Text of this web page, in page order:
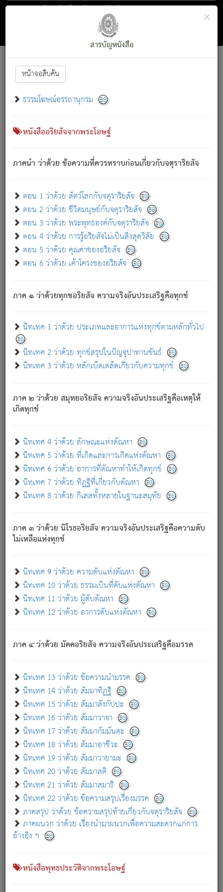
ตอน 1 ว่าด้วย สัตว์โลกกับจตุราริยสัจ
สารบัญ×
สารบัญหนังสือ
หน้าจอสืบค้น
ธรรมโฆษณ์อรรถานุกรม
หนังสืออริยสัจจากพระโอษฐ์
ภาคนำ ว่าด้วย ข้อความที่ควรทราบก่อนเกี่ยวกับจตุราริยสัจ
ตอน 1 ว่าด้วย สัตว์โลกกับจตุราริยสัจ
ตอน 2 ว่าด้วย ชีวิตมนุษย์กับจตุราริยสัจ
ตอน 3 ว่าด้วย พระพุทธองค์กับจตุราริยสัจ
ตอน 4 ว่าด้วย การรู้อริยสัจไม่เป็นสิ่งสุดวิสัย
ตอน 5 ว่าด้วย คุณค่าของอริยสัจ
ตอน 6 ว่าด้วย เค้าโครงของอริยสัจ
ภาค ๑ ว่าด้วยทุกขอริยสัจ ความจริงอันประเสริฐคือทุกข์
นิทเทศ 1 ว่าด้วย ประเภทและอาการแห่งทุกข์ตามหลักทั่วไป
นิทเทศ 2 ว่าด้วย ทุกข์สรุปในปัญจุปาทานขันธ์
นิทเทศ 3 ว่าด้วย หลักเบ็ดเตล็ดเกี่ยวกับความทุกข์
ภาค ๒ ว่าด้วย สมุทยอริยสัจ ความจริงอันประเสริฐคือเหตุให้
เกิดทุกข์
นิทเทศ 4 ว่าด้วย ลักษณะแห่งตัณหา
นิทเทศ 5 ว่าด้วย ที่เกิดและการเกิดแห่งตัณหา
นิทเทศ 6 ว่าด้วย อาการที่ตัณหาทำให้เกิดทุกข์
นิทเทศ 7 ว่าด้วย ทิฏฐิที่เกี่ยวกับตัณหา
นิทเทศ 8 ว่าด้วย กิเลสทั้งหลายในฐานะสมุทัย
ภาค ๓ ว่าด้วย นิโรธอริยสัจ ความจริงอันประเสริฐคือความดับ
ไม่เหลือแห่งทุกข์
นิทเทศ 9 ว่าด้วย ความดับแห่งตัณหา
นิทเทศ 10 ว่าด้วย ธรรมเป็นที่ดับแห่งตัณหา
นิทเทศ 11 ว่าด้วย ผู้ดับตัณหา
นิทเทศ 12 ว่าด้วย อาการดับแห่งตัณหา
ภาค ๔ ว่าด้วย มัคคอริยสัจ ความจริงอันประเสริฐคือมรรค
นิทเทศ 13 ว่าด้วย ข้อความนำมรรค
นิทเทศ 14 ว่าด้วย สัมมาทิฏฐิ
นิทเทศ 15 ว่าด้วย สัมมาสังกัปปะ
นิทเทศ 16 ว่าด้วย สัมมาวาจา
นิทเทศ 17 ว่าด้วย สัมมากัมมันตะ
นิทเทศ 18 ว่าด้วย สัมมาอาชีวะ
นิทเทศ 19 ว่าด้วย สัมมาวายามะ
นิทเทศ 20 ว่าด้วย สัมมาสติ
นิทเทศ 21 ว่าด้วย สัมมาสมาธิ
นิทเทศ 22 ว่าด้วย ข้อความสรุปเรื่องมรรค
ภาคสรุป ว่าด้วย ข้อความสรุปท้ายเกี่ยวกับจตุราริยสัจ
ภาคผนวก ว่าด้วย เรื่องนำมาผนวกเพื่อความสะดวกแก่การ
อ้างอิง ฯ
หนังสือพุทธประวัติจากพระโอษฐ์
Font :15 ]||
สัตว์โลกนี้ เกิดความเดือดร้อนแล้ว มีผัสสะบังหน้า
เขาสำคัญสิ่งใด โดยความเป็นประการใด แต่สิ่งนั้นย่อมเป็น
(ตามที่เป็นจริง) โดยประการอื่นจากที่เขาสำคัญนั้น
สัตว์โลกติดข้องอยู่ในภพ ถูกภพบังหน้าแล้ว มีภพโดยความ
เป็นอย่างอื่น (จากที่มันเป็นอยู่จริง) จึงได้เพลิดเพลินยิ่งนักในภพ
เขาเพลิดเพลินยิ่งนักในสิ่งใด สิ่งนั้นเป็นภัย (ที่เขาไม่รู้จัก)
เขากลัวต่อสิ่งใดสิ่งนั้นเป็นทุกข์
พรหมจรรย์นี้ อันบุคคลย่อมประพฤติ ก็เพื่อการละขาดซึ่ง
ภพ.
สมณะหรือพราหมณ์เหล่าใด กล่าวความหลุดพ้นจากภพว่า
มีได้เพราะภพ เรากล่าวว่า สมณะหรือพราหมณ์ทั้งปวงนั้น
มิใช่ผู้หลดพ้นจากภพ.
ภพ ว่ามีได้เพราะวิภพ[2]: เรากล่าวว่า สมณะหรือพราหมณ์ทั้ง
ปวงนั้น ก็ยังสลัดภพออกไปไม่ได้.
ก็ทุกข์นี้มีขึ้น เพราะอาศัยซึ่งอุปธิทั้งปวง.
เพราะความสิ้นไปแห่งอุปาทานทั้งปวง ความเกิดขึ้นแห่ง
ทุกข์จึงไม่มี.
ท่านจงดูโลกนี้เถิด (จะเห็นว่า) สัตว์ทั้งหลายอันอวิชาหนา
แน่นบังหนาแล้ว; และว่า สัตว์ผู้ยินดีในภพอันเป็นแล้วนั้น ย่อม
อันเป็นไปในที่หรือเวลาทั้งปวง[3]เพื่อความมีแห่งประโยชน์โดย
ประการทั้งปวง; ภพทั้งหลายทั้งหมดนั้น ไม่เที่ยง เป็นทุกข์ มี
ความแปรปรวนเป็นธรรมดา.
อย่างนี้อยู่; เขาย่อมละภวตัณหาได้ และไม่เพลิดเพลินวิภวตัณหา
ด้วย.
ความดับเพราะความสำรอกไม่เหลือ (แห่งภพทั้งหลาย)
เพราะความสิ้นไปแห่งตัณหาโดยประการทั้งปวง นั้นคือ
นิพพาน.
ภพใหม่ย่อมไม่มีแก่ภิกษุนั้น ผู้ดับเย็นสนิทแล้ว เพราะไม่มี
ภิกษุนั้น เป็นผู้ครอบงำมารได้แล้ว ชนะสงครามแล้ว ก้าวล่วง
ภพทั้งหลายทั้งปวงได้แล้ว เป็นผู้คงที่ (คือไม่เปลี่ยนแปลงอีกต่อ
- อุ.ขุ. ๒๕/๑๒๑/๘๔.
(ข้อความนี้ เป็นพระพุทธอุทานที่ทรงเปล่งออก ที่โคนต้นโพธิ์
เป็นที่ตรัสรู้ เมื่อตรัสรู้แล้วได้ 7 วัน)
เกี่ยวกับธรรมโฆษณ์ออนไลน์ (Disclaimer)
แม้ระบบ "ธรรมโฆษณ์ออนไลน์" พยายามปรับปรุงข้อมูลให้ถูกต้องมากที่สุด
ผู้ศึกษาก็พึงตรวจสอบกับตัวเล่มหนังสือต้นฉบับ ที่มีการพิมพ์ครั้งล่าสุด
ก่อนนำข้อมูลไปใช้ในการอ้างอิง"
เกี่ยวกับอัตถจารี|เกี่ยวกับการพัฒนา|แจ้งข้อผิดพลาด / แนะนำ
หนังสือที่เกี่ยวข้อง